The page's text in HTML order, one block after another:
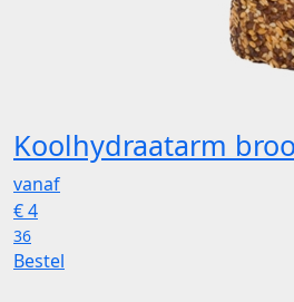
Koolhydraatarm
vanaf
€4
36
Bestel